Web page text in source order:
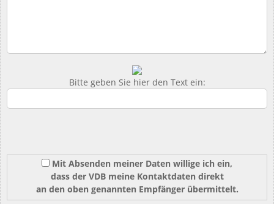
Bitte geben Sie hier den Text ein:
Mit Absenden meiner Daten willige ich ein,
dass der VDB meine Kontaktdaten direkt
an den oben genannten Empfänger übermittelt.